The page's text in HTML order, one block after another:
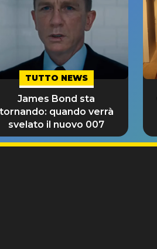
TUTTO NEWS
James Bond sta
tornando: quando verrà
svelato il nuovo 007